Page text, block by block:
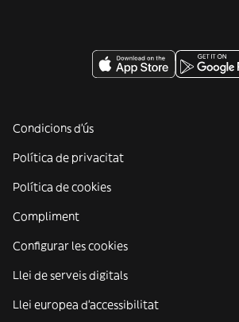
Condicions d'ús
Política de privacitat
Política de cookies
Compliment
Configurar les cookies
Llei de serveis digitals
Llei europea d'accessibilitat